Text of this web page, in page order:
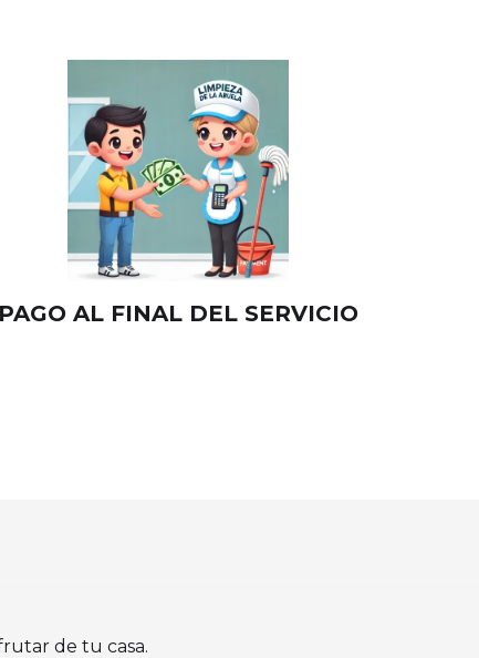
PAGO AL FINAL DEL SERVICIO
de tu casa.